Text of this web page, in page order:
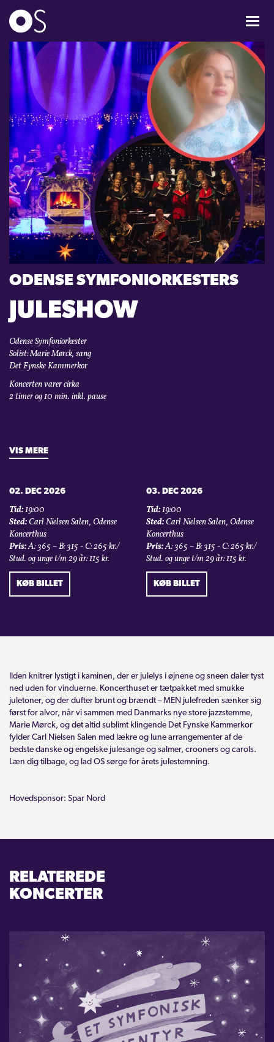
KONCERTER
MIXPAKKER
BØRN & UNGE
INFO
OM OS
GAVEKORT
KONTAKT
ODENSE SYMFONIORKESTERS
JULESHOW
Odense Symfoniorkester
Solist: Marie Mørck, sang
Det Fynske Kammerkor
Koncerten varer cirka
2 timer og 10 min. inkl. pause
VIS MERE
02. DEC 2026
Tid:19:00
Sted:Carl Nielsen Salen, Odense
Koncerthus
Pris:A: 365 – B: 315 - C: 265 kr./
Stud. og unge t/m 29 år: 115 kr.
KØB BILLET
03. DEC 2026
Tid:19:00
Sted:Carl Nielsen Salen, Odense
Koncerthus
Pris:A: 365 – B: 315 - C: 265 kr./
Stud. og unge t/m 29 år: 115 kr.
KØB BILLET
Ilden knitrer lystigt i kaminen, der er julelys i øjnene og sneen daler tyst
ned uden for vinduerne. Koncerthuset er tætpakket med smukke
juletoner, og der dufter brunt og brændt – MEN julefreden sænker sig
først for alvor, når vi sammen med Danmarks nye store jazzstemme,
Marie Mørck, og det altid sublimt klingende Det Fynske Kammerkor
fylder Carl Nielsen Salen med lækre og lune arrangementer af de
bedste danske og engelske julesange og salmer, crooners og carols.
Læn dig tilbage, og lad OS sørge for årets julestemning.
Hovedsponsor: Spar Nord
RELATEREDE
KONCERTER